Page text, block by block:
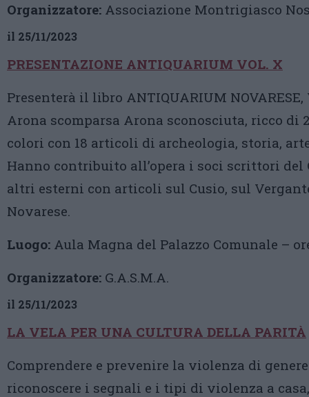
Organizzatore: Associazione Montrigiasco
il 25/11/2023
PRESENTAZIONE ANTIQUARIUM VOL. X
Presenterà il libro ANTIQUARIUM NOVARESE,
Arona scomparsa Arona sconosciuta, ricco di
colori con 18 articoli di archeologia, storia,
Hanno contribuito all’opera i soci scrittori del
altri esterni con articoli sul Cusio, sul
Novarese.
Luogo: Aula Magna del Palazzo Comunale –
Organizzatore: G.A.S.M.A.
il 25/11/2023
LA VELA PER UNA CULTURA DELLA PARITÀ
Comprendere e prevenire la violenza di
riconoscere i segnali e i tipi di violenza a